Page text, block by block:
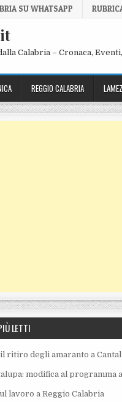
SU WHATSAPP
Calabria – Cronaca,
REGGIO CALABRIA
LETTI
ritiro degli amaranto a
modifica al programma
lavoro a Reggio Calabria